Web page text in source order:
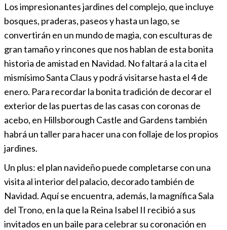
Los impresionantes jardines del complejo, que incluye
bosques, praderas, paseos y hasta un lago, se
convertirán en un mundo de magia, con esculturas de
gran tamaño y rincones que nos hablan de esta bonita
historia de amistad en Navidad. No faltará a la cita el
mismísimo Santa Claus y podrá visitarse hasta el 4 de
enero. Para recordar la bonita tradición de decorar el
exterior de las puertas de las casas con coronas de
acebo, en Hillsborough Castle and Gardens también
habrá un taller para hacer una con follaje de los propios
jardines.
Un plus: el plan navideño puede completarse con una
visita al interior del palacio, decorado también de
Navidad. Aquí se encuentra, además, la magnífica Sala
del Trono, en la que la Reina Isabel II recibió a sus
invitados en un baile para celebrar su coronación en